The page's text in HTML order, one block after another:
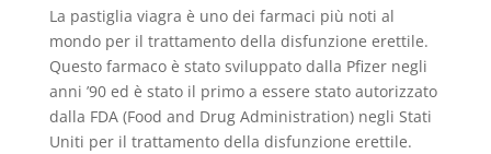
La pastiglia viagra è uno dei farmaci più noti al
mondo per il trattamento della disfunzione erettile.
Questo farmaco è stato sviluppato dalla Pfizer negli
anni ’90 ed è stato il primo a essere stato autorizzato
dalla FDA (Food and Drug Administration) negli Stati
Uniti per il trattamento della disfunzione erettile.